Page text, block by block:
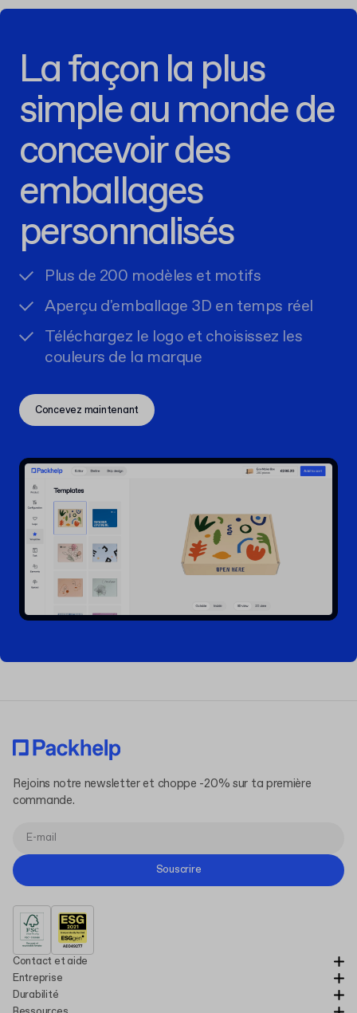
La façon la plus
simple au monde de
concevoir des
emballages
personnalisés
Plus de 200 modèles et motifs
Aperçu d'emballage 3D en temps réel
Téléchargez le logo et choisissez les
couleurs de la marque
Concevez maintenant
Contact et aide
Entreprise
Durabilité
Rejoins notre newsletter et choppe -20% sur ta première
commande.
Souscrire